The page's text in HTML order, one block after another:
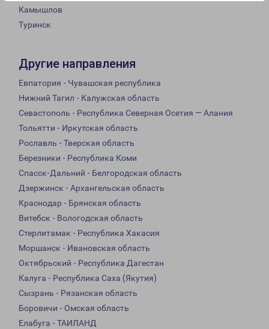
Камышлов
Туринск
Другие направления
Евпатория - Чувашская республика
Нижний Тагил - Калужская область
Севастополь - Республика Северная Осетия — Алания
Тольятти - Иркутская область
Рославль - Тверская область
Березники - Республика Коми
Спасск-Дальний - Белгородская область
Дзержинск - Архангельская область
Краснодар - Брянская область
Витебск - Вологодская область
Стерлитамак - Республика Хакасия
Моршанск - Ивановская область
Октябрьский - Республика Дагестан
Калуга - Республика Саха (Якутия)
Сызрань - Рязанская область
Боровичи - Омская область
Елабуга - ТАИЛАНД